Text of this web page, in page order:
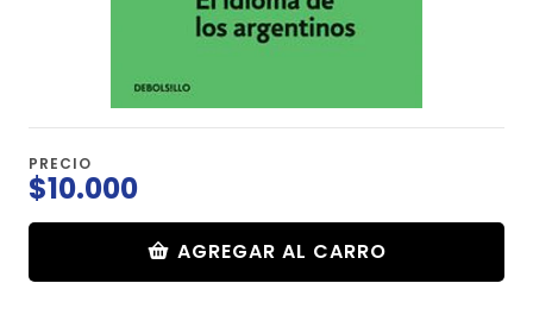
PRECIO
$10.000
AGREGAR AL CARRO